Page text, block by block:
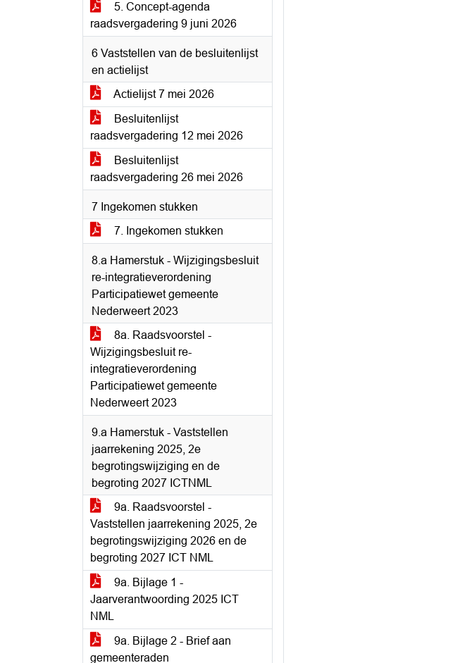
5. Concept-agenda
raadsvergadering 9 juni 2026
6 Vaststellen van de besluitenlijst
en actielijst
Actielijst 7 mei 2026
Besluitenlijst
raadsvergadering 12 mei 2026
Besluitenlijst
raadsvergadering 26 mei 2026
7 Ingekomen stukken
7. Ingekomen stukken
8.a Hamerstuk - Wijzigingsbesluit
re-integratieverordening
Participatiewet gemeente
Nederweert 2023
8a. Raadsvoorstel -
Wijzigingsbesluit re-
integratieverordening
Participatiewet gemeente
Nederweert 2023
9.a Hamerstuk - Vaststellen
jaarrekening 2025, 2e
begrotingswijziging en de
begroting 2027 ICTNML
9a. Raadsvoorstel -
Vaststellen jaarrekening 2025, 2e
begrotingswijziging 2026 en de
begroting 2027 ICT NML
9a. Bijlage 1 -
Jaarverantwoording 2025 ICT
NML
9a. Bijlage 2 - Brief aan
gemeenteraden